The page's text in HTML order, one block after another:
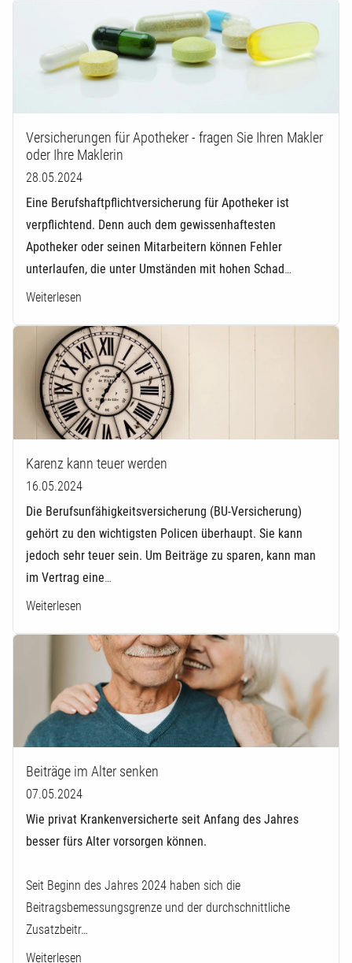
Versicherungen für Apotheker - fragen Sie Ihren Makler
oder Ihre Maklerin
28.05.2024
Eine Berufshaftpflichtversicherung für Apotheker ist
verpflichtend. Denn auch dem gewissenhaftesten
Apotheker oder seinen Mitarbeitern können Fehler
unterlaufen, die unter Umständen mit hohen Schad…
Weiterlesen
Karenz kann teuer werden
16.05.2024
Die Be­rufs­un­fä­hig­keits­ver­si­che­rung (BU-Versicherung)
gehört zu den wichtigsten Policen überhaupt. Sie kann
jedoch sehr teuer sein. Um Beiträge zu sparen, kann man
im Vertrag eine…
Weiterlesen
Beiträge im Alter senken
07.05.2024
Wie privat Krankenversicherte seit Anfang des Jahres
besser fürs Alter vorsorgen können.
Seit Beginn des Jahres 2024 haben sich die
Beitragsbemessungsgrenze und der durchschnittliche
Zusatzbeitr…
Weiterlesen